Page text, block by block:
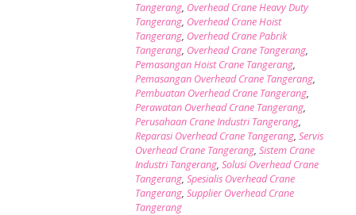
Tangerang, Overhead Crane Heavy Duty
Tangerang, Overhead Crane Hoist
Tangerang, Overhead Crane Pabrik
Tangerang, Overhead Crane Tangerang,
Pemasangan Hoist Crane Tangerang,
Pemasangan Overhead Crane Tangerang,
Pembuatan Overhead Crane Tangerang,
Perawatan Overhead Crane Tangerang,
Perusahaan Crane Industri Tangerang,
Reparasi Overhead Crane Tangerang, Servis
Overhead Crane Tangerang, Sistem Crane
Industri Tangerang, Solusi Overhead Crane
Tangerang, Spesialis Overhead Crane
Tangerang, Supplier Overhead Crane
Tangerang